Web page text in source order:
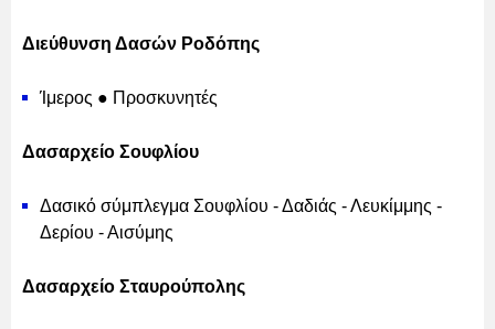
Διεύθυνση Δασών Ροδόπης
Ίμερος ● Προσκυνητές
Δασαρχείο Σουφλίου
Δασικό σύμπλεγμα Σουφλίου - Δαδιάς - Λευκίμμης -
Δερίου - Αισύμης
Δασαρχείο Σταυρούπολης